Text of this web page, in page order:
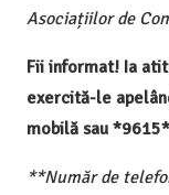
Asociațiilor de
Fii informat! Ia
exercită-le
mobilă sau
**Număr de